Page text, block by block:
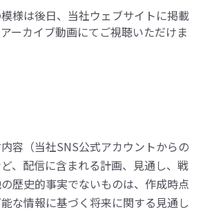
様は後日、当社ウェブサイトに掲載
ーカイブ動画にてご視聴いただけま
容（当社SNS公式アカウントからの
、配信に含まれる計画、見通し、戦
歴史的事実でないものは、作成時点
な情報に基づく将来に関する見通し